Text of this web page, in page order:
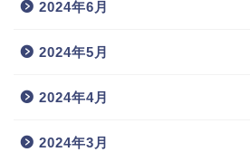
2024年6月
2024年5月
2024年4月
2024年3月